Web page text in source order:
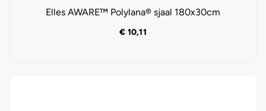
Elles AWARE™ Polylana® sjaal 180x30cm
€ 10,11